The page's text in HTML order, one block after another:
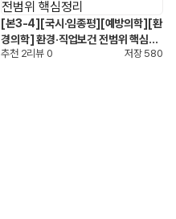
[본3-4][국시·임종평][예방의학][환
경의학] 환경·직업보건 전범위 핵심정
리
추천 2리뷰 0 저장 580